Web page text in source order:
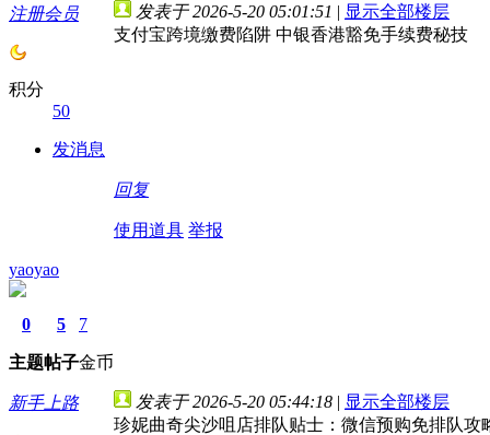
注册会员
积分
50
发消息
发表于 2026-5-20 05:01:51 | 显示全部楼层
支付宝跨境缴费陷阱 中银香港豁免手续费秘技
回复
使用道具 举报
yaoyao
0
主题
5
帖子
7
金币
新手上路 发表于 2026-5-20 05:44:18 | 显示全部楼层
珍妮曲奇尖沙咀店排队贴士：微信预购免排队攻